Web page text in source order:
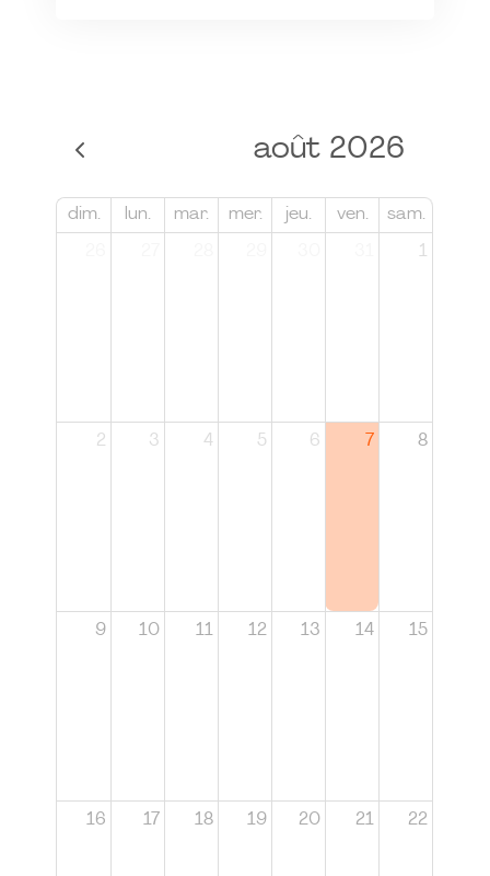
août 2026
dim. lun. mar. mer. jeu. ven. sam.
1
2 3 4 5 6 7 8
9 10 11 12 13 14 15
16 17 18 19 20 21 22